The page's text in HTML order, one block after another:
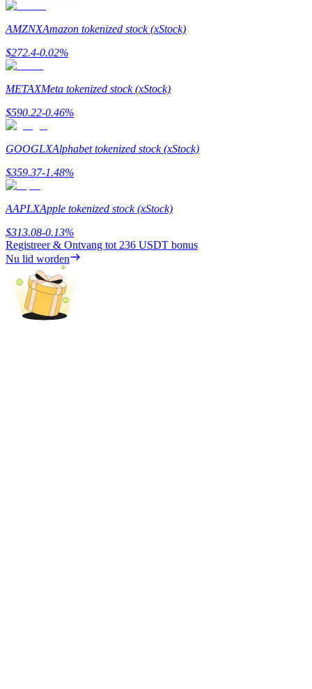
Deposit CASHCAT & Win
Share 500000 CASHCAT prize pool
Exclusive for BitMart Users
Register & Trade to Win 500,000 USDT
Precious Metals Trading Carnival
AMZNXAmazon tokenized stock (xStock)
$272.4-0.02%
METAXMeta tokenized stock (xStock)
$590.22-0.46%
GOOGLXAlphabet tokenized stock (xStock)
$359.37-1.48%
AAPLXApple tokenized stock (xStock)
$313.08-0.13%
Registreer & Ontvang tot 236 USDT bonus
Nu lid worden